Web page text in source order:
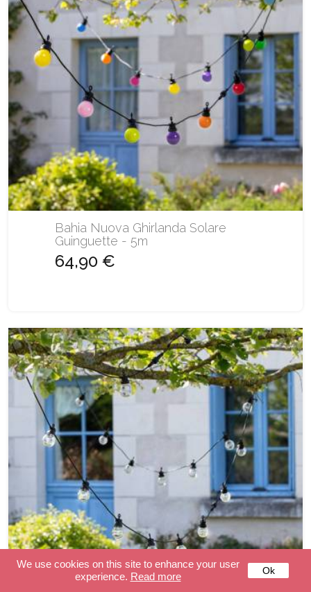
Bahia Nuova Ghirlanda Solare
Guinguette - 5m
64,90 €
We use cookies on this site to enhance your user
experience. Read more Ok